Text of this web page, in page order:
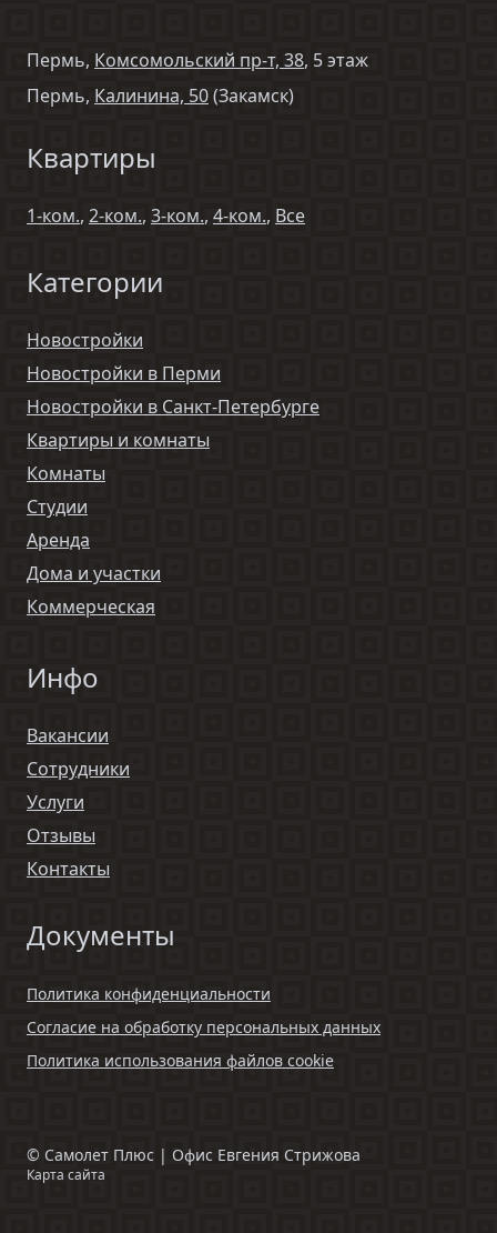
Пермь, Комсомольский пр-т, 38, 5 этаж
Пермь, Калинина, 50(Закамск)
Квартиры
1-ком., 2-ком., 3-ком., 4-ком., Все
Категории
Новостройки
Новостройки в Перми
Новостройки в Санкт-Петербурге
Квартиры и комнаты
Комнаты
Студии
Аренда
Дома и участки
Коммерческая
Инфо
Вакансии
Сотрудники
Услуги
Отзывы
Контакты
Документы
Политика конфиденциальности
Согласие на обработку персональных данных
Политика использования файлов cookie
© Самолет Плюс | Офис Евгения Стрижова
Карта сайта